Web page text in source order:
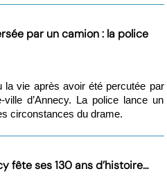
par un camion : la police
vie après avoir été percutée par
d’Annecy. La police lance un
circonstances du drame.
fête ses 130 ans d’histoire…